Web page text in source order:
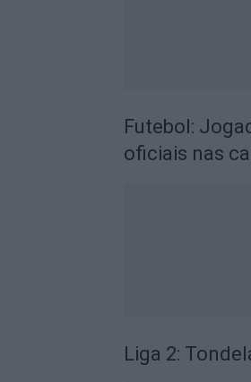
Futebol:
oficiais nas
Liga 2: